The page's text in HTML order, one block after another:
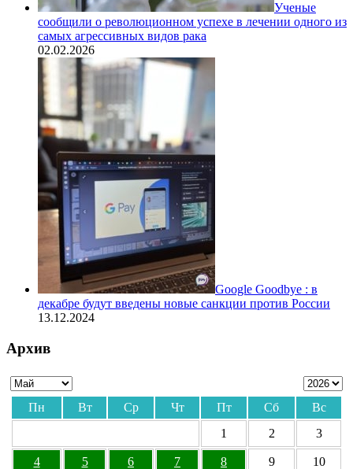
Ученые
сообщили о революционном успехе в лечении одного из
самых агрессивных видов рака
02.02.2026
Google Goodbye : в
декабре будут введены новые санкции против России
13.12.2024
Архив
Пн Вт Ср Чт Пт Сб
Вс
1
2 3
4 5 6 7 8 9 10